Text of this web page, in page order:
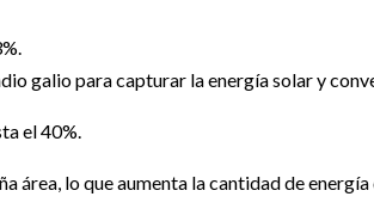
galio para capturar la energía solar y
el 40%.
área, lo que aumenta la cantidad de